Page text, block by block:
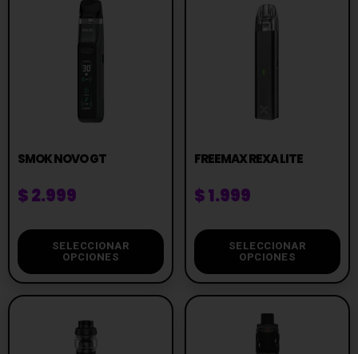
SMOK NOVO GT
$2.999
SELECCIONAR
OPCIONES
FREEMAX REXA LITE
$1.999
SELECCIONAR
OPCIONES